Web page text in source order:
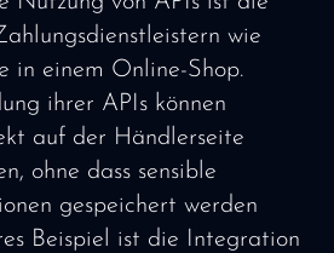
wie
in einem Online-Shop.
ihrer APIs können
auf der Händlerseite
ohne dass sensible
gespeichert werden
Beispiel ist die Integration